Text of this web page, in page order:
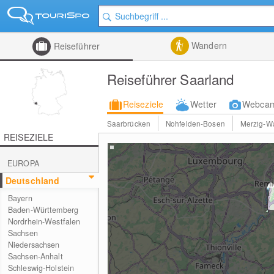
Reiseführer Wandern
Reiseführer Saarland
Reiseziele Wetter
Saarbrücken Nohfelden-Bosen Merzig-
REISEZIELE
EUROPA
Deutschland
Bayern
Baden-Württemberg
Nordrhein-Westfalen
Sachsen
Niedersachsen
Sachsen-Anhalt
Schleswig-Holstein